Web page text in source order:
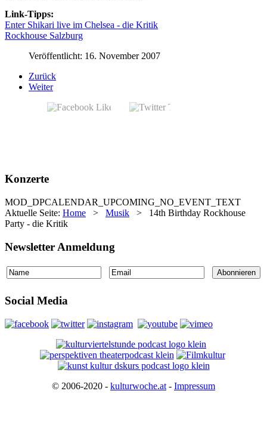
Link-Tipps:
Enter Shikari live im Chelsea - die Kritik
Rockhouse Salzburg
Veröffentlicht: 16. November 2007
Zurück
Weiter
Konzerte
MOD_DPCALENDAR_UPCOMING_NO_EVENT_TEXT
Aktuelle Seite: Home > Musik > 14th Birthday Rockhouse
Party - die Kritik
Newsletter Anmeldung
Social Media
© 2006-2020 - kulturwoche.at - Impressum